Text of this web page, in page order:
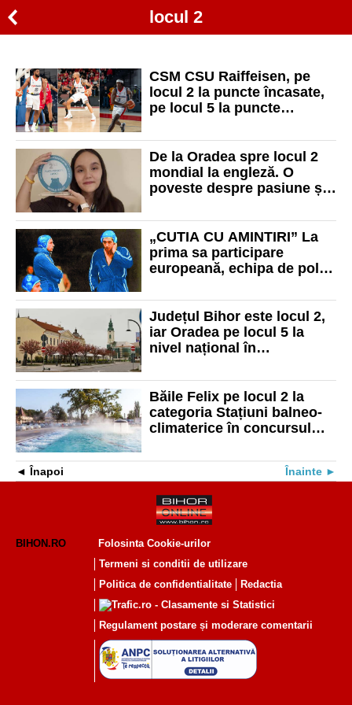
locul 2
CSM CSU Raiffeisen, pe
locul 2 la puncte încasate,
pe locul 5 la puncte
De la Oradea spre locul 2
mondial la engleză. O
poveste despre pasiune și
„CUTIA CU AMINTIRI” La
prima sa participare
europeană, echipa de polo
locul 2 în Cupa Cupelor
Județul Bihor este locul 2,
iar Oradea pe locul 5 la
nivel național în
prin PNRR de la Ministerul
Dezvoltării
Băile Felix pe locul 2 la
categoria Stațiuni balneo-
climaterice în concursul
Înapoi Înainte
BIHON.RO
Folosinta Cookie-urilor
Termeni si conditii de utilizare
Politica de confidentialitate
Redactia
Regulament postare și moderare comentarii